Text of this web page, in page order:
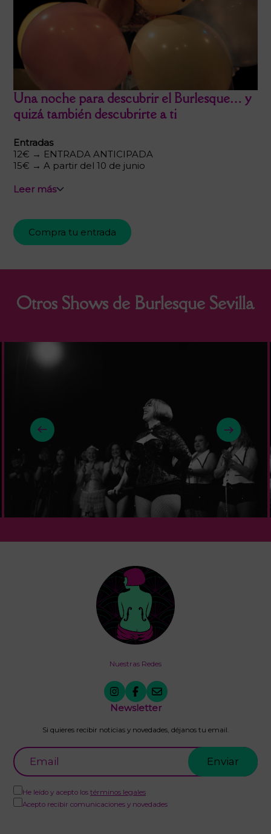
Una noche para descubrir el Burlesque… y
quizá también descubrirte a ti
Entradas
12€ → ENTRADA ANTICIPADA
15€ → A partir del 10 de junio
Leer más
Compra tu entrada
Otros Shows de Burlesque Sevilla
Nuestras Redes
Newsletter
Si quieres recibir noticias y novedades, déjanos tu email.
He leído y acepto los términos legales
Acepto recibir comunicaciones y novedades